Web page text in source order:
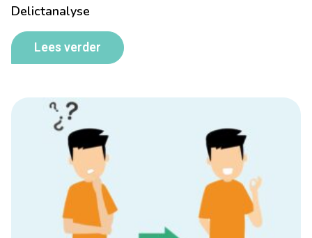
Delictanalyse
Lees verder